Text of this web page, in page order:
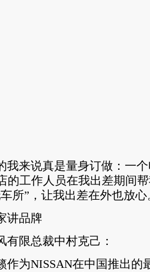
我来说真是量身订做：一
的工作人员在我出差期间
所”，让我出差在外也放心
品牌
限总裁中村克己：
为NISSAN在中国推出的